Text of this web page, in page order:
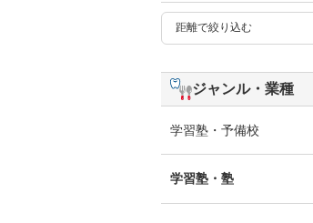
ジャンル・業種
学習塾・予備校
学習塾・塾